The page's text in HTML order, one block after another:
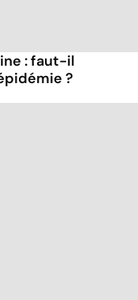
: faut-il
?